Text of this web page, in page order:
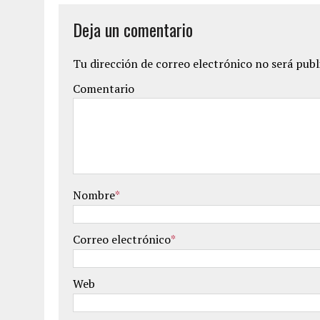
Deja un comentario
Tu dirección de correo electrónico no será
Comentario
Nombre*
Correo electrónico*
Web